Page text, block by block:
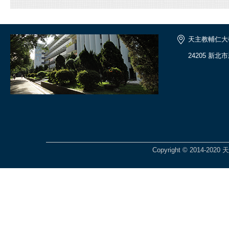
天主教輔仁
24205 新北
Copyright © 2014-2020